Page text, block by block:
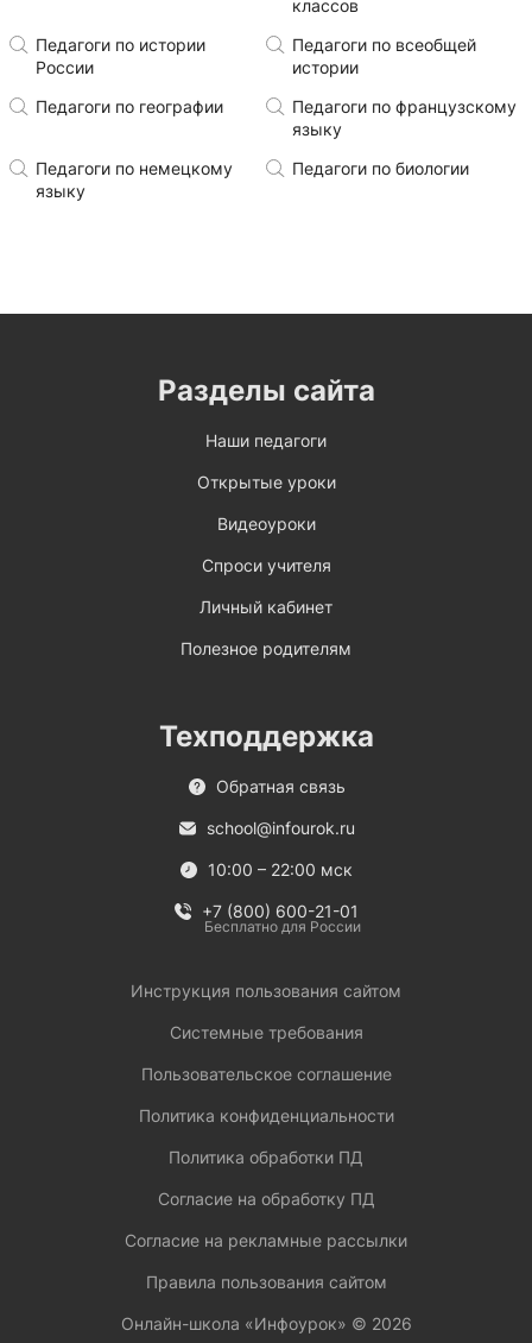
классов
Педагоги по истории
России
Педагоги по всеобщей
истории
Педагоги по географии
Педагоги по французскому
языку
Педагоги по немецкому
языку
Педагоги по биологии
Разделы сайта
Наши педагоги
Открытые уроки
Видеоуроки
Спроси учителя
Личный кабинет
Полезное родителям
Техподдержка
Обратная связь
school@infourok.ru
10:00 – 22:00 мск
+7 (800) 600-21-01
Бесплатно для России
Инструкция пользования сайтом
Системные требования
Пользовательское соглашение
Политика конфиденциальности
Политика обработки ПД
Согласие на обработку ПД
Согласие на рекламные рассылки
Правила пользования сайтом
Онлайн-школа «Инфоурок» © 2026